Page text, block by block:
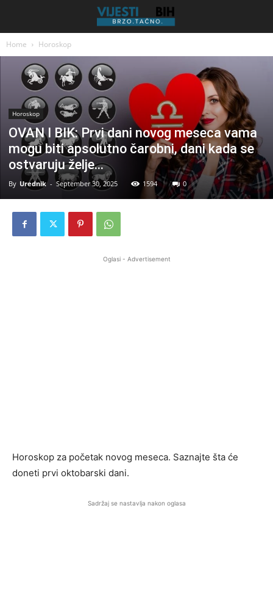
Home Horoskop
Horoskop
OVAN I BIK: Prvi dani novog meseca vama
mogu biti apsolutno čarobni, dani kada se
ostvaruju želje…
By Urednik - September 30, 2025 1594 0
Oglasi - Advertisement
Horoskop za početak novog meseca. Saznajte šta će
doneti prvi oktobarski dani.
Sadržaj se nastavlja nakon oglasa